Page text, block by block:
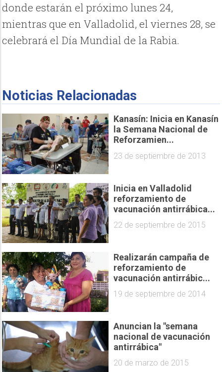
donde estarán el próximo lunes 24,
mientras que en Valladolid, el viernes 28, se
celebrará el Día Mundial de la Rabia.
Noticias Relacionadas
Kanasín: Inicia en Kanasín
la Semana Nacional de
Reforzamien...
23 de septiembre de 2013
Inicia en Valladolid
reforzamiento de
vacunación antirrábica...
22 de septiembre de 2015
Realizarán campaña de
reforzamiento de
vacunación antirrábic...
19 de septiembre de 2014
Anuncian la "semana
nacional de vacunación
antirrábica"
20 de marzo de 2015